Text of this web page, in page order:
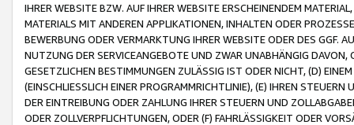
IHRER WEBSITE BZW. AUF IHRER WEBSITE ERSCHEINENDEM
MATERIALS MIT ANDEREN APPLIKATIONEN, INHALTEN ODER
BEWERBUNG ODER VERMARKTUNG IHRER WEBSITE ODER DES GGF.
NUTZUNG DER SERVICEANGEBOTE UND ZWAR UNABHÄNGIG
GESETZLICHEN BESTIMMUNGEN ZULÄSSIG IST ODER NICHT, (D)
(EINSCHLIESSLICH EINER PROGRAMMRICHTLINIE), (E) IHREN
DER EINTREIBUNG ODER ZAHLUNG IHRER STEUERN UND
ODER ZOLLVERPFLICHTUNGEN, ODER (F) FAHRLÄSSIGKEIT ODER